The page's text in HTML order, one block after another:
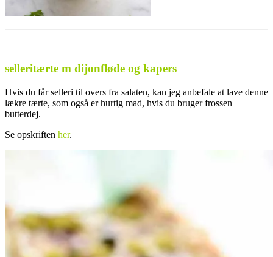
selleritærte m dijonfløde og kapers
Hvis du får selleri til overs fra salaten, kan jeg anbefale at lave denne
lækre tærte, som også er hurtig mad, hvis du bruger frossen
butterdej.
Se opskriften her.